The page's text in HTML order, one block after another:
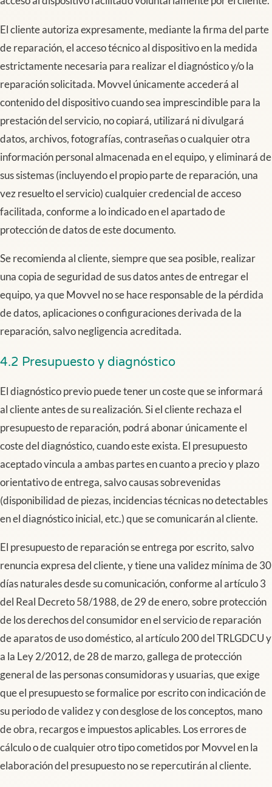
El cliente autoriza expresamente, mediante la firma del parte
de reparación, el acceso técnico al dispositivo en la medida
estrictamente necesaria para realizar el diagnóstico y/o la
reparación solicitada. Movvel únicamente accederá al
contenido del dispositivo cuando sea imprescindible para la
prestación del servicio, no copiará, utilizará ni divulgará
datos, archivos, fotografías, contraseñas o cualquier otra
información personal almacenada en el equipo, y eliminará de
sus sistemas (incluyendo el propio parte de reparación, una
vez resuelto el servicio) cualquier credencial de acceso
facilitada, conforme a lo indicado en el apartado de
protección de datos de este documento.
Se recomienda al cliente, siempre que sea posible, realizar
una copia de seguridad de sus datos antes de entregar el
equipo, ya que Movvel no se hace responsable de la pérdida
de datos, aplicaciones o configuraciones derivada de la
reparación, salvo negligencia acreditada.
4.2 Presupuesto y diagnóstico
El diagnóstico previo puede tener un coste que se informará
al cliente antes de su realización. Si el cliente rechaza el
presupuesto de reparación, podrá abonar únicamente el
coste del diagnóstico, cuando este exista. El presupuesto
aceptado vincula a ambas partes en cuanto a precio y plazo
orientativo de entrega, salvo causas sobrevenidas
(disponibilidad de piezas, incidencias técnicas no detectables
en el diagnóstico inicial, etc.) que se comunicarán al cliente.
El presupuesto de reparación se entrega por escrito, salvo
renuncia expresa del cliente, y tiene una validez mínima de 30
días naturales desde su comunicación, conforme al artículo 3
del Real Decreto 58/1988, de 29 de enero, sobre protección
de los derechos del consumidor en el servicio de reparación
de aparatos de uso doméstico, al artículo 200 del TRLGDCU y
a la Ley 2/2012, de 28 de marzo, gallega de protección
general de las personas consumidoras y usuarias, que exige
que el presupuesto se formalice por escrito con indicación de
su periodo de validez y con desglose de los conceptos, mano
de obra, recargos e impuestos aplicables. Los errores de
cálculo o de cualquier otro tipo cometidos por Movvel en la
elaboración del presupuesto no se repercutirán al cliente.